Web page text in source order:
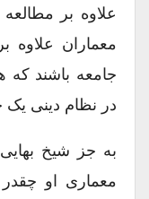
علاوه بر مطالعه
معماران علاوه
جامعه باشند که
در نظام دینی یک
به جز شیخ
معماری او